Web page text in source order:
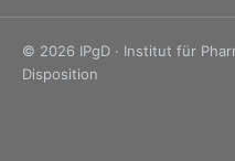
© 2026 IPgD · Institut für
Disposition